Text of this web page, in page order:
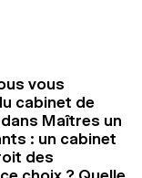
vous
cabinet de
Maîtres un
: un cabinet
des